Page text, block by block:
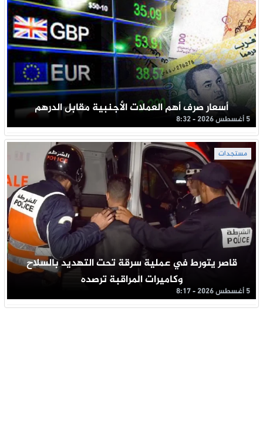
أسعار صرف أهم العملات الأجنبية مقابل الدرهم
5 أغسطس 2026 - 8:32
مستجدات
قاصر يتورط في عملية سرقة تحت التهديد بالسلاح
وكاميرات المراقبة ترصده
5 أغسطس 2026 - 8:17